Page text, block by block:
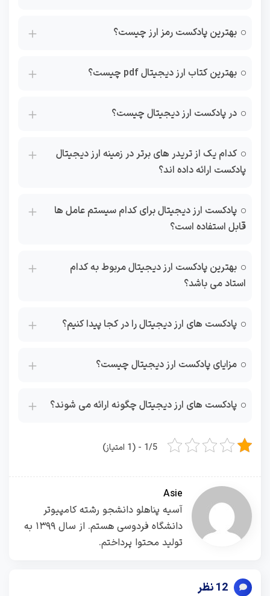
بهترین پادکست رمز ارز چیست؟
بهترین کتاب ارز دیجیتال pdf چیست؟
در پادکست ارز دیجیتال چیست؟
کدام یک از تریدر های برتر در زمینه ارز دیجیتال
پادکست ارائه داده اند؟
پادکست ارز دیجیتال برای کدام سیستم عامل ها
قابل استفاده است؟
بهترین پادکست ارز دیجیتال مربوط به کدام
استاد می باشد؟
پادکست های ارز دیجیتال را در کجا پیدا کنیم؟
مزایای پادکست ارز دیجیتال چیست؟
پادکست های ارز دیجیتال چگونه ارائه می‌ شوند؟
1/5 - (1 امتیاز)
Asie
آسیه پناهلو دانشجو رشته کامپیوتر
دانشگاه فردوسی هستم. از سال ۱۳۹۹ به
تولید محتوا پرداختم.